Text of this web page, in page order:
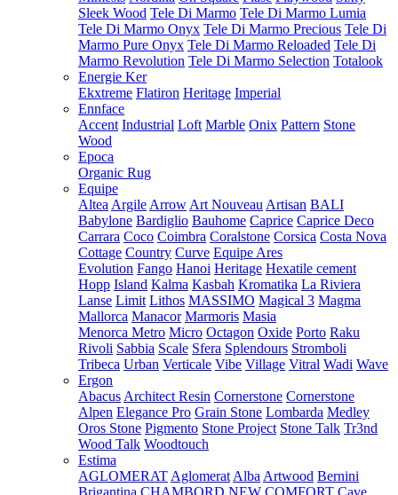
Sleek Wood Tele Di Marmo Tele Di Marmo Lumia
Tele Di Marmo Onyx Tele Di Marmo Precious Tele Di
Marmo Pure Onyx Tele Di Marmo Reloaded Tele Di
Marmo Revolution Tele Di Marmo Selection Totalook
Energie Ker
Ekxtreme Flatiron Heritage Imperial
Ennface
Accent Industrial Loft Marble Onix Pattern Stone
Wood
Epoca
Organic Rug
Equipe
Altea Argile Arrow Art Nouveau Artisan BALI
Babylone Bardiglio Bauhome Caprice Caprice Deco
Carrara Coco Coimbra Coralstone Corsica Costa Nova
Cottage Country Curve Equipe Ares
Evolution Fango Hanoi Heritage Hexatile cement
Hopp Island Kalma Kasbah Kromatika La Riviera
Lanse Limit Lithos MASSIMO Magical 3 Magma
Mallorca Manacor Marmoris Masia
Menorca Metro Micro Octagon Oxide Porto Raku
Rivoli Sabbia Scale Sfera Splendours Stromboli
Tribeca Urban Verticale Vibe Village Vitral Wadi Wave
Ergon
Abacus Architect Resin Cornerstone Cornerstone
Alpen Elegance Pro Grain Stone Lombarda Medley
Oros Stone Pigmento Stone Project Stone Talk Tr3nd
Wood Talk Woodtouch
Estima
AGLOMERAT Aglomerat Alba Artwood Bernini